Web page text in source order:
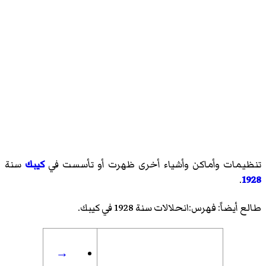
تنظيمات وأماكن وأشياء أخرى ظهرت أو تأسست فيكيبك سنة
1928
.
طالع أيضاً:فهرس:انحلالات سنة 1928 في كيبك .
→